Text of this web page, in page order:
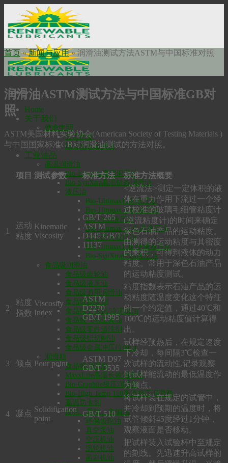
content
Home
关于我们
使命申明
公司历史
瑞安勃安全科技
工业油品
高温润滑油
Bio-Extreme高温润滑油
Bio-SynXtra高温链条润滑油
液压油
Bio-Ultimax1000液压油
Bio-Ultimax 2000液压油
Bio-Fleet液压油
Bio-Ultimax LT低温液压油
HVO防火液压油
Bio-Ultimax1500绝缘液压油
Bio-SynXtra传动液压油
食品级润滑油
食品级齿轮油
食品级液压油
食品级通用润滑油
食品级脱模剂
食品级空压机/冷冻机油
食品级气动工具油
食品级零件清洗剂
食品级铝切削油
食品级金属冲压拉伸油
润滑脂
食品级润滑脂
MaxxLife高温长效润滑脂
Bio-Graphite极压润滑脂
Bio-High Temp 180高温极压润滑脂
高温防卡剂
齿轮、导轨、主轴油
环保齿轮油
真空泵油
空压机油
涡轮机油
凿岩机油
首页»新闻与应用»润滑油测试方法ASTM与中国标准对照
润滑油ASTM测试方法与中国标准GB对
照
ASTM美国材料实验协会(American Society of Testing Materials )
与中国国家标准GB对润滑油测试的方法对照。
项目 测试参数 标准方法 标准方法概要
1
运动
粘度
Kinematic
Viscosity
GB/T 265
ASTM
D445 GB/T
11137
<逆流法>测定一定体积的液
体在重力作用下流过一个经
过校准的玻璃毛细管粘度计
(逆流粘度计)的时间来确定
深色石油产品的运动粘度。
由测得的运动粘度与其密度
的乘积，可得到液体的动力
粘度。常用于深色石油产品
的运动粘度测试。
2
粘度
指数
Viscosity
Index
ASTM
D2270
GB/T 1995
粘度指数表示石油产品的运
动粘度随温度变化这个特征
的一个约定值，通过40℃和
100℃的运动粘度值计算得
出。
3 倾点 Pour point
ASTM D97
GB/T 3535
试样经预热后，在规定速度
下冷却，每间隔3℃检查一
次试样的流动性.记录观察
到试样能流动的最低温度作
为倾点。
4 凝点 Solidification
point
GB/T 510
将试样装在规定的试管中，
并冷却到预期的温度时，将
试管倾斜45度经过1分钟，
观察液面是否移动。
把试样装入试验杯中至规定
的刻线。先迅速升高试样的